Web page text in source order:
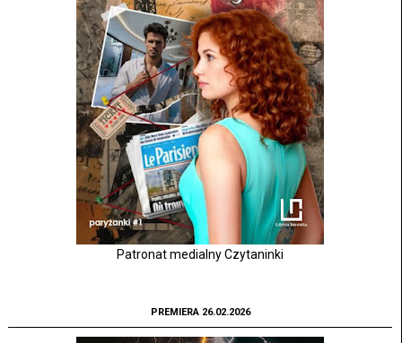
Patronat medialny Czytaninki
PREMIERA 26.02.2026